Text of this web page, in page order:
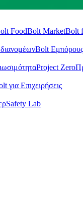
FoodBolt MarketBolt
Bolt
Project Zero
για Επιχειρήσεις
Safety Lab